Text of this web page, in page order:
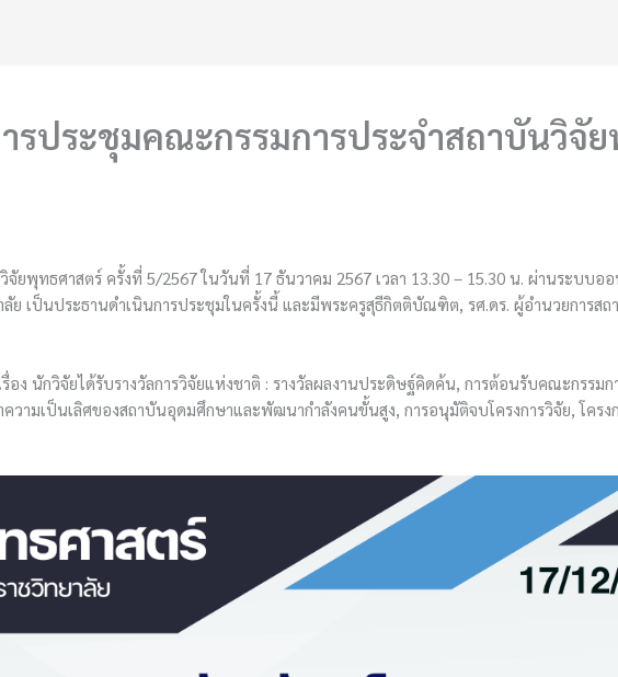
รประชุมคณะกรรมการประจำสถาบันวิจั
ยพุทธศาสตร์ ครั้งที่ 5/2567 ในวันที่ 17 ธันวาคม 2567 เวลา 13.30 – 15.30 น. ผ่านระบบอ
เป็นประธานดำเนินการประชุมในครั้งนี้ และมีพระครูสุธีกิตติบัณฑิต, รศ.ดร. ผู้อำนวยการส
ง นักวิจัยได้รับรางวัลการวิจัยแห่งชาติ : รางวัลผลงานประดิษฐ์คิดค้น, การต้อนรับคณะกรรมก
วามเป็นเลิศของสถาบันอุดมศึกษาและพัฒนากำลังคนขั้นสูง, การอนุมัติจบโครงการวิจัย, โคร